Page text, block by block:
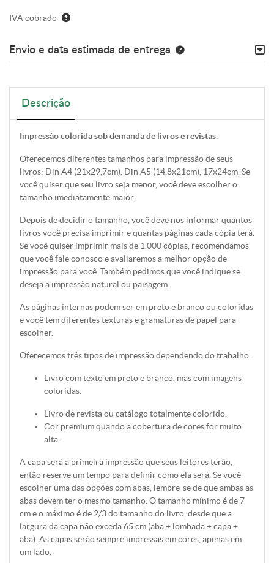
IVA cobrado
Envio e data estimada de entrega
Descrição
Impressão colorida sob demanda de livros e revistas.
Oferecemos diferentes tamanhos para impressão de seus
livros: Din A4 (21x29,7cm), Din A5 (14,8x21cm), 17x24cm. Se
você quiser que seu livro seja menor, você deve escolher o
tamanho imediatamente maior.
Depois de decidir o tamanho, você deve nos informar quantos
livros você precisa imprimir e quantas páginas cada cópia terá.
Se você quiser imprimir mais de 1.000 cópias, recomendamos
que você fale conosco e avaliaremos a melhor opção de
impressão para você. Também pedimos que você indique se
deseja a impressão natural ou paisagem.
As páginas internas podem ser em preto e branco ou coloridas
e você tem diferentes texturas e gramaturas de papel para
escolher.
Oferecemos três tipos de impressão dependendo do trabalho:
Livro com texto em preto e branco, mas com imagens
coloridas.
Livro de revista ou catálogo totalmente colorido.
Cor premium quando a cobertura de cores for muito
alta.
A capa será a primeira impressão que seus leitores terão,
então reserve um tempo para definir como ela será. Se você
escolher uma das opções com abas, lembre-se de que ambas as
abas devem ter o mesmo tamanho. O tamanho mínimo é de 7
cm e o máximo é de 2/3 do tamanho do livro, desde que a
largura da capa não exceda 65 cm (aba + lombada + capa +
aba). As capas serão sempre impressas em cores, apenas em
um lado.